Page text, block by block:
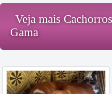
Veja mais
Gama